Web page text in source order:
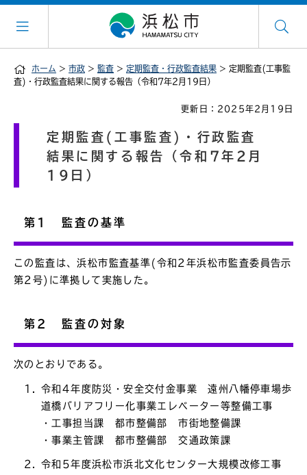
ホーム > 市政 > 監査 > 定期監査・行政監査結果 > 定期監査(工事監
査)・行政監査結果に関する報告（令和7年2月19日）
更新日：2025年2月19日
定期監査(工事監査)・行政監査
結果に関する報告（令和7年2月
19日）
第1 監査の基準
この監査は、浜松市監査基準(令和2年浜松市監査委員告示
第2号)に準拠して実施した。
第2 監査の対象
次のとおりである。
令和4年度防災・安全交付金事業 遠州八幡停車場歩
道橋バリアフリー化事業エレベーター等整備工事
・工事担当課 都市整備部 市街地整備課
・事業主管課 都市整備部 交通政策課
令和5年度浜松市浜北文化センター大規模改修工事